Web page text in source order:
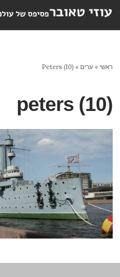
ראשי » ערים »
Peters (10)
peters (10)